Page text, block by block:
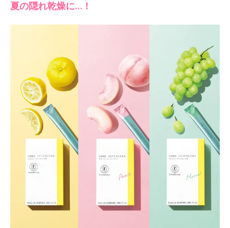
夏の隠れ乾燥に…！